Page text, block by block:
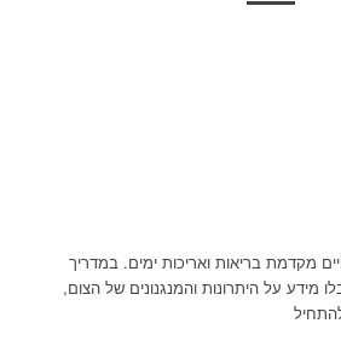
מקדמת בריאות ואריכות ימים. במדריך
מידע על היתרונות והמנגנונים של הצום,